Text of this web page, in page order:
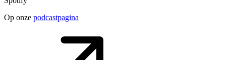
Op onze podcastpagina